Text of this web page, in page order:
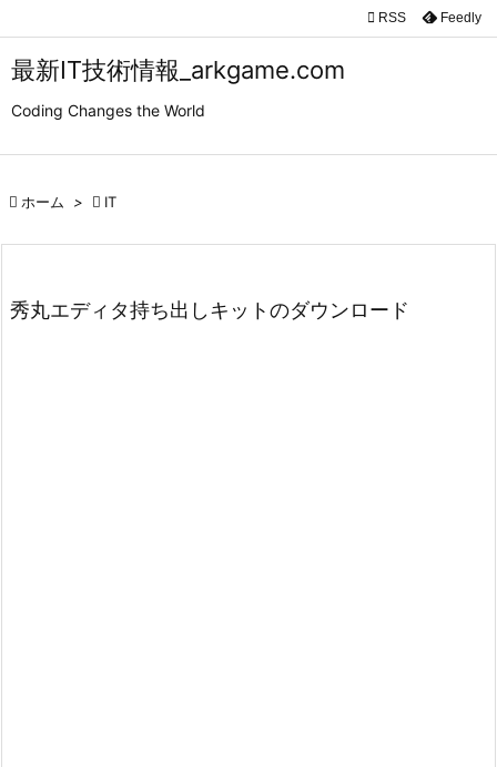
最新IT技術情報_arkgame.com
Coding Changes the World


 RSS Feedly
 ホーム >  IT
秀丸エディタ持ち出しキットのダウンロード